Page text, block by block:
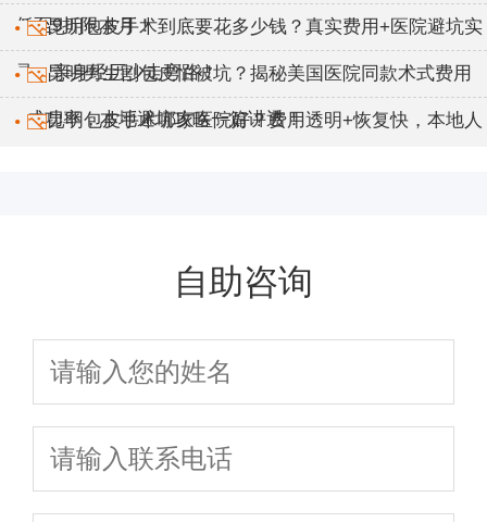
低至9折限本月！
昆明包皮手术到底要花多少钱？真实费用+医院避坑实
录，亲身经历少走弯路！
昆明男生割包皮怕被坑？揭秘美国医院同款术式费用
+成功率，本地避坑攻略一篇讲透！
昆明包皮手术哪家医院好？费用透明+恢复快，本地人
自助咨询